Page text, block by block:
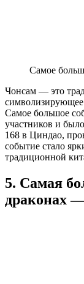
Самое
Чонсам — это
символизирующее
Самое большое
участников и
168 в Циндао,
событие стало
традиционной
5. Самая
драконах